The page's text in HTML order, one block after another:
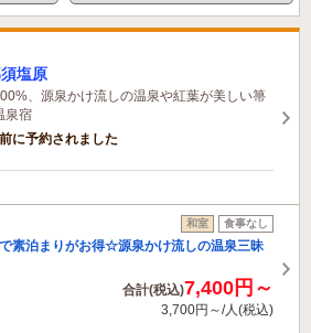
塩原
、源泉かけ流しの温泉や紅葉が美しい箒
泉宿
の宿を見ています
和室 食事なし
素泊まりがお得☆源泉かけ流しの温泉三昧
合計(税込)7,400円～
3,700円～/人(税込)